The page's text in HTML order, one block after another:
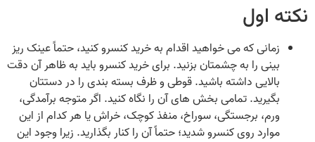
نکته اول
زمانی که می‌ خواهید اقدام به خرید کنسرو کنید، حتماً عینک ریز
بینی را به چشمتان بزنید. برای خرید کنسرو باید به ظاهر آن دقت
بالایی داشته باشید. قوطی و ظرف بسته‌ بندی را در دستتان
بگیرید. تمامی بخش‌ های آن را نگاه کنید. اگر متوجه برآمدگی،
ورم، برجستگی، سوراخ، منفذ کوچک، خراش یا هر کدام از این
موارد روی کنسرو شدید؛ حتماً آن را کنار بگذارید. زیرا وجود این